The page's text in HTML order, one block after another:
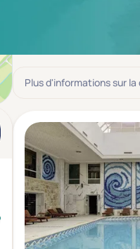
Plus d'informations sur